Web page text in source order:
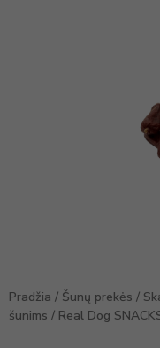
Pradžia / Šunų prekės /
šunims / Real Dog